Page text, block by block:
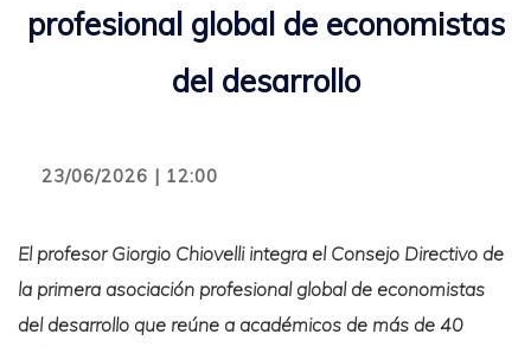
profesional global de economistas
del desarrollo
23/06/2026 | 12:00
El profesor Giorgio Chiovelli integra el Consejo Directivo de
la primera asociación profesional global de economistas
del desarrollo que reúne a académicos de más de 40